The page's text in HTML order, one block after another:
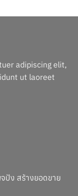
adipiscing elit,
ut laoreet
ปัง สร้างยอดขาย